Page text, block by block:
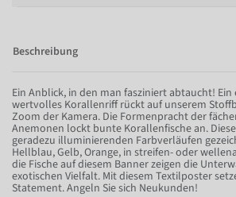
Beschreibung
Ein Anblick, in den man fasziniert abtaucht!
wertvolles Korallenriff rückt auf unserem
Zoom der Kamera. Die Formenpracht der
Anemonen lockt bunte Korallenfische an.
geradezu illuminierenden Farbverläufen
Hellblau, Gelb, Orange, in streifen- oder
die Fische auf diesem Banner zeigen die
exotischen Vielfalt. Mit diesem Textilposter
Statement. Angeln Sie sich Neukunden!